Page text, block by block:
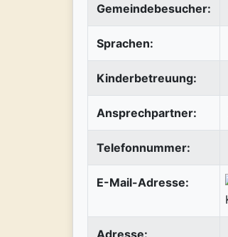
Gemeindebesucher:
Sprachen:
Kinderbetreuung:
Ansprechpartner:
Telefonnummer:
E-Mail-Adresse:
Adresse: